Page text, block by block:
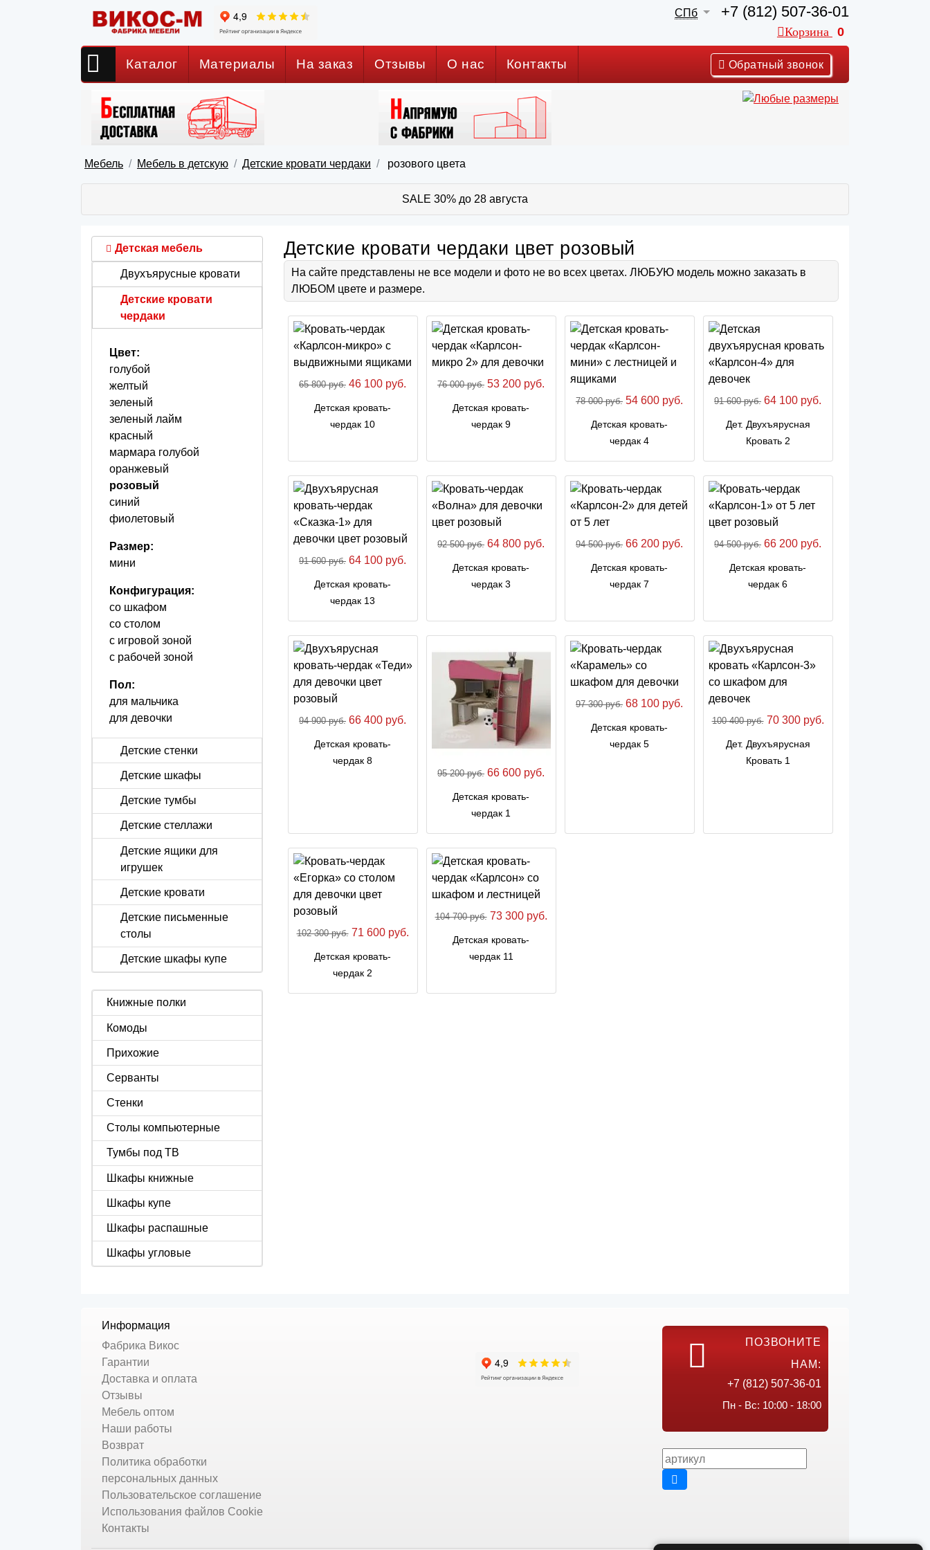
СПб +7 (812) 507-36-01
Корзина 0
Каталог Материалы На заказ Отзывы О нас Контакты Обратный звонок
Мебель Мебель в детскую Детские кровати чердаки розового цвета
SALE 30% до 28 августа
Детская мебель
Двухъярусные кровати
Детские кровати
чердаки
Цвет:
голубой
желтый
зеленый
зеленый лайм
красный
мармара голубой
оранжевый
розовый
синий
фиолетовый
Размер:
мини
Конфигурация:
со шкафом
со столом
с игровой зоной
с рабочей зоной
Пол:
для мальчика
для девочки
Детские стенки
Детские шкафы
Детские тумбы
Детские стеллажи
Детские ящики для
игрушек
Детские кровати
Детские письменные
столы
Детские шкафы купе
Книжные полки
Комоды
Прихожие
Серванты
Стенки
Столы компьютерные
Тумбы под ТВ
Шкафы книжные
Шкафы купе
Шкафы распашные
Шкафы угловые
Детские кровати чердаки цвет розовый
На сайте представлены не все модели и фото не во всех цветах. ЛЮБУЮ модель можно заказать в
ЛЮБОМ цвете и размере.
65 800 руб. 46 100 руб.
Детская кровать-
чердак 10
76 000 руб. 53 200 руб.
Детская кровать-
чердак 9
78 000 руб. 54 600 руб.
Детская кровать-
чердак 4
91 600 руб. 64 100 руб.
Дет. Двухъярусная
Кровать 2
91 600 руб. 64 100 руб.
Детская кровать-
чердак 13
92 500 руб. 64 800 руб.
Детская кровать-
чердак 3
94 500 руб. 66 200 руб.
Детская кровать-
чердак 7
94 500 руб. 66 200 руб.
Детская кровать-
чердак 6
94 900 руб. 66 400 руб.
Детская кровать-
чердак 8
95 200 руб. 66 600 руб.
Детская кровать-
чердак 1
97 300 руб. 68 100 руб.
Детская кровать-
чердак 5
100 400 руб.70 300 руб.
Дет. Двухъярусная
Кровать 1
102 300 руб.71 600 руб.
Детская кровать-
чердак 2
104 700 руб.73 300 руб.
Детская кровать-
чердак 11
Информация
Фабрика Викос
Гарантии
Доставка и оплата
Отзывы
Мебель оптом
Наши работы
Возврат
Политика обработки
персональных данных
Пользовательское соглашение
Использования файлов Cookie
Контакты
ПОЗВОНИТЕ
НАМ:
+7 (812) 507-36-01
Пн - Вс: 10:00 - 18:00